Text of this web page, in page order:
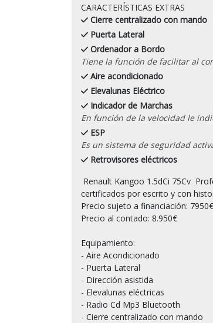
CARACTERÍSTICAS EXTRAS
Cierre centralizado con mando
Puerta Lateral
Ordenador a Bordo
Tiene la función de facilitar al
Aire acondicionado
Elevalunas Eléctrico
Indicador de Marchas
En función de la velocidad le
ESP
Es un sistema de seguridad
Retrovisores eléctricos
certificados por escrito y con
Precio sujeto a financiación:
Precio al contado: 8.950€
Equipamiento:
- Aire Acondicionado
- Puerta Lateral
- Dirección asistida
- Elevalunas eléctricas
- Radio Cd Mp3 Bluetooth
- Cierre centralizado con mando